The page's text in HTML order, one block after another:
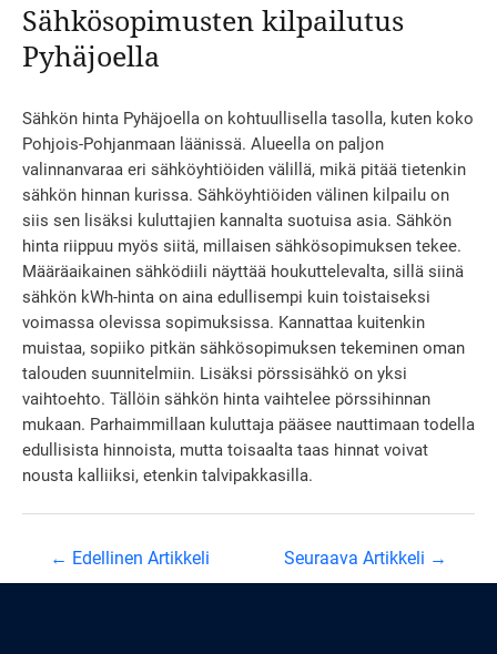
Sähkösopimusten kilpailutus
Pyhäjoella
Sähkön hinta Pyhäjoella on kohtuullisella tasolla, kuten koko
Pohjois-Pohjanmaan läänissä. Alueella on paljon
valinnanvaraa eri sähköyhtiöiden välillä, mikä pitää tietenkin
sähkön hinnan kurissa. Sähköyhtiöiden välinen kilpailu on
siis sen lisäksi kuluttajien kannalta suotuisa asia. Sähkön
hinta riippuu myös siitä, millaisen sähkösopimuksen tekee.
Määräaikainen sähködiili näyttää houkuttelevalta, sillä siinä
sähkön kWh-hinta on aina edullisempi kuin toistaiseksi
voimassa olevissa sopimuksissa. Kannattaa kuitenkin
muistaa, sopiiko pitkän sähkösopimuksen tekeminen oman
talouden suunnitelmiin. Lisäksi pörssisähkö on yksi
vaihtoehto. Tällöin sähkön hinta vaihtelee pörssihinnan
mukaan. Parhaimmillaan kuluttaja pääsee nauttimaan todella
edullisista hinnoista, mutta toisaalta taas hinnat voivat
nousta kalliiksi, etenkin talvipakkasilla.
Artikkelien
← Edellinen Artikkeli Seuraava Artikkeli →